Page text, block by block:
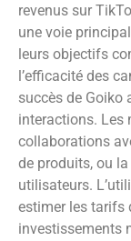
revenus sur
une voie
leurs objectifs
l’efficacité des
succès de Goiko
interactions. Les
collaborations
de produits, ou
utilisateurs.
estimer les tarifs
investissements